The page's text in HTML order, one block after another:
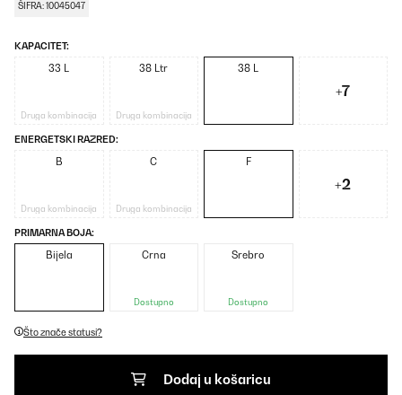
ŠIFRA: 10045047
KAPACITET:
33 L
Druga kombinacija
38 Ltr
Druga kombinacija
38 L
+7
ENERGETSKI RAZRED:
B
Druga kombinacija
C
Druga kombinacija
F
+2
PRIMARNA BOJA:
Bijela Crna
Dostupno
Srebro
Dostupno
Što znače statusi?
Dodaj u košaricu